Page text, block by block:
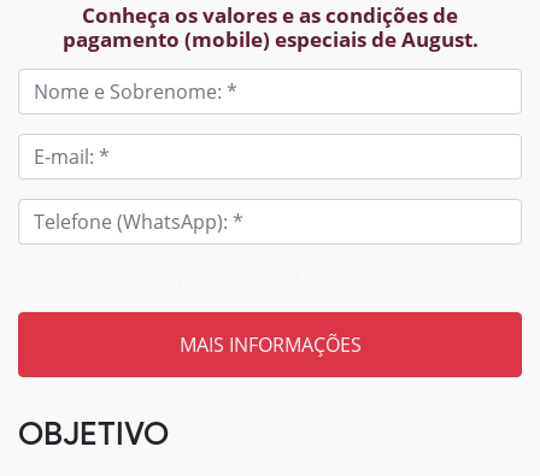
Conheça os valores e as condições de
pagamento (mobile) especiais de August.
OBJETIVO